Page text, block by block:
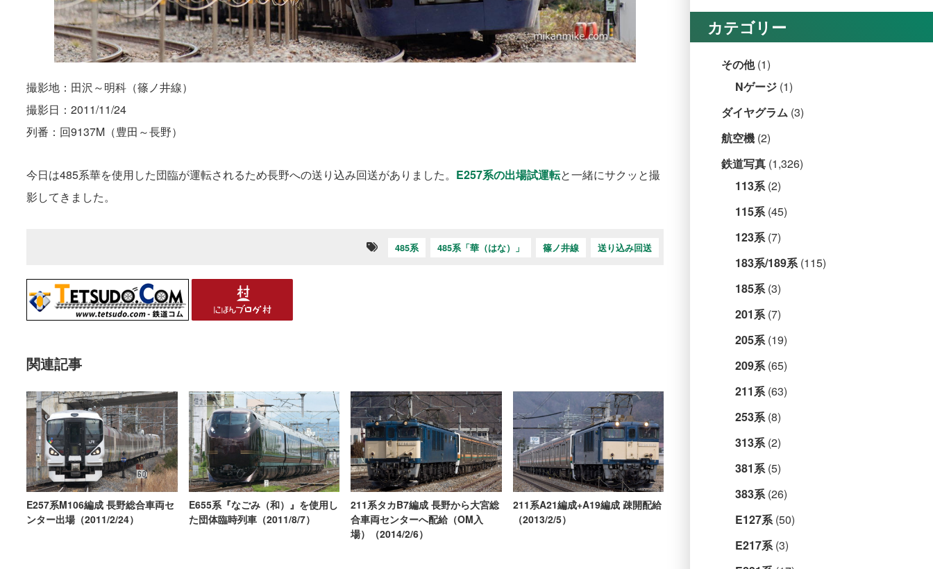
撮影地：田沢～明科（篠ノ井線）
撮影日：2011/11/24
列番：回9137M（豊田～長野）
今日は485系華を使用した団臨が運転されるため長野への送り込み回送がありました。 E257系の出場試運転と一緒にサクッと撮
影してきました。
485系 485系「華（はな）」 篠ノ井線 送り込み回送
関連記事
E257系M106編成 長野総合車両セ
ンター出場（2011/2/24）
E655系『なごみ（和）』を使用し
た団体臨時列車（2011/8/7）
211系タカB7編成 長野から大宮総
合車両センターへ配給（OM入
場）（2014/2/6）
211系A21編成+A19編成 疎開配給
（2013/2/5）
カテゴリー
その他(1)
Nゲージ (1)
ダイヤグラム (3)
航空機 (2)
鉄道写真 (1,326)
113系(2)
115系(45)
123系(7)
183系/189系(115)
185系(3)
201系(7)
205系(19)
209系(65)
211系(63)
253系(8)
313系(2)
381系(5)
383系(26)
E127系(50)
E217系(3)